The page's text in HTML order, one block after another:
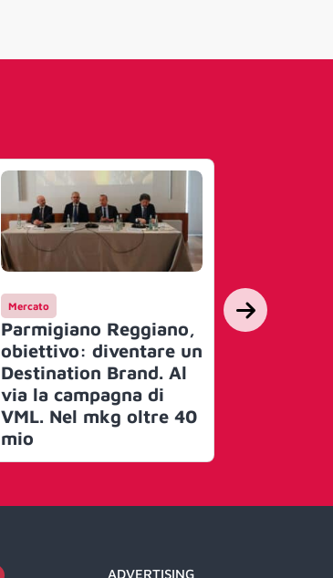
Mercato
Parmigiano Reggiano,
obiettivo: diventare un
Destination Brand. Al
via la campagna di
VML. Nel mkg oltre 40
mio
Mercato
ADVERTISING